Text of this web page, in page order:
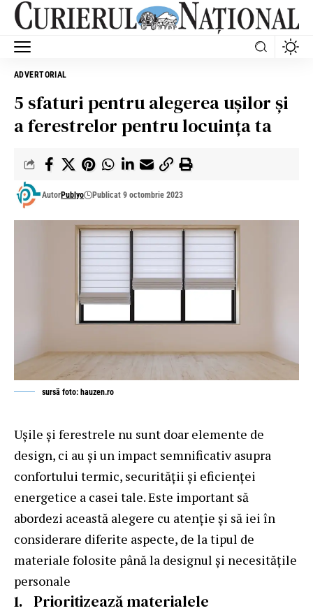
ADVERTORIAL
5 sfaturi pentru alegerea ușilor și
a ferestrelor pentru locuința ta
AutorPublyo Publicat 9 octombrie 2023
sursă foto: hauzen.ro
Ușile și ferestrele nu sunt doar elemente de
design, ci au și un impact semnificativ asupra
confortului termic, securității și eficienței
energetice a casei tale. Este important să
abordezi această alegere cu atenție și să iei în
considerare diferite aspecte, de la tipul de
materiale folosite până la designul și necesitățile
personale
1. Prioritizează materialele